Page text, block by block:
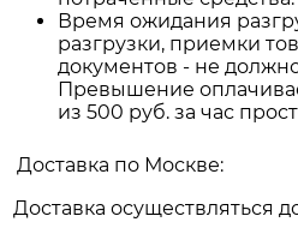
Время ожидания
разгрузки, приемки
документов - не
Превышение
из 500 руб. за час
Доставка по Москве:
Доставка осуществляться